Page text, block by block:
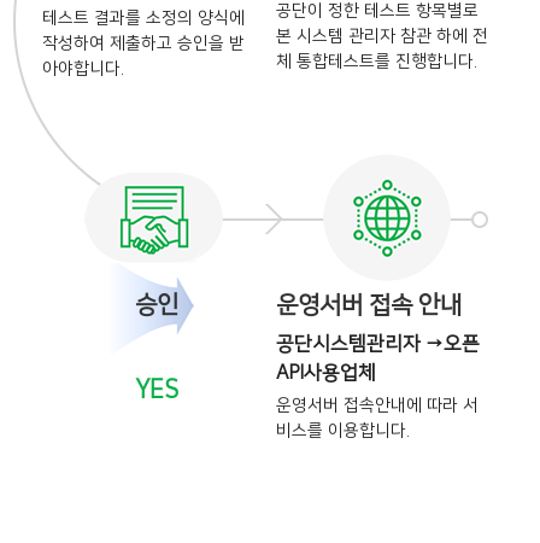
공단이 정한 테스트 항목별로
본 시스템 관리자 참관 하에 전
체 통합테스트를 진행합니다.
테스트 결과를 소정의 양식에
작성하여 제출하고 승인을 받
아야합니다.
승인
YES
운영서버 접속 안내
공단시스템관리자 →오픈
API사용업체
운영서버 접속안내에 따라 서
비스를 이용합니다.